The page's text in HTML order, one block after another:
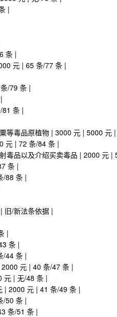
|
条 |
元 | 65 条/77 条 |
/79 条 |
81 条 |
等毒品原植物 | 3000 元 | 5000 元
元 | 72 条/84 条 |
毒品以及介绍买卖毒品 | 2000 元
条 |
/88 条 |
旧/新法条依据 |
|
条 |
/44 条 |
元 | 40 条/47 条 |
元 | 无/48 条 |
| 2000 元 | 41 条/49 条 |
/50 条 |
条/51 条 |